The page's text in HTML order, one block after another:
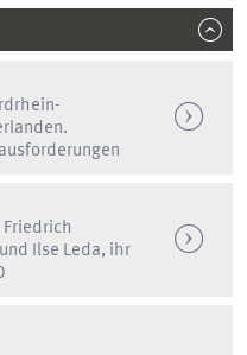
Ilse Leda, ihr